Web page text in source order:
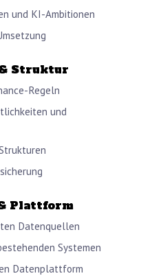
und KI-Ambitionen
Struktur
Regeln
und
Plattform
Datenquellen
Systemen
Datenplattform